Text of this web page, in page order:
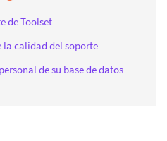
de Toolset
la calidad del soporte
de su base de datos